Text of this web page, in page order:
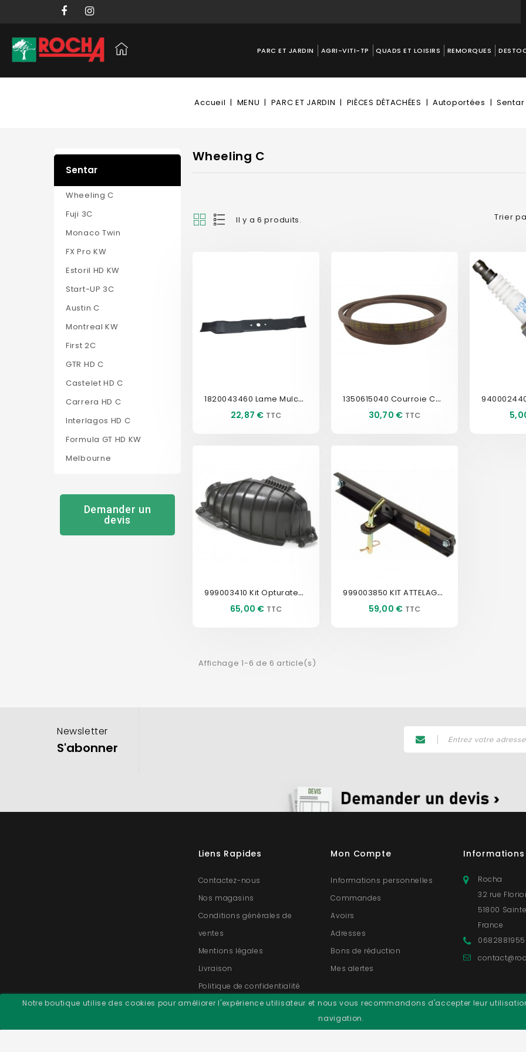
Notre boutique utilise des cookies pour améliorer l'expérience utilisateur et nous vous recommandons d'accepter leur
navigation.
PARC ET JARDIN AGRI-VITI-TP QUADS ET LOISIRS REMORQUES
Accueil MENU PARC ET JARDIN PIÈCES DÉTACHÉES Autoportées Sentar
Sentar
Wheeling C
Fuji 3C
Monaco Twin
FX Pro KW
Estoril HD KW
Start-UP 3C
Austin C
Montreal KW
First 2C
GTR HD C
Castelet HD C
Carrera HD C
Interlagos HD C
Formula GT HD KW
Melbourne
Demander un
devis
Wheeling C
Il y a 6 produits. Trier
1820043460 Lame Mulching 49cm
Prix
22,87 €
1350615040 Courroie Coupe...
Prix
30,70 € Prix
999003410 Kit Opturateur...
Prix
65,00 €
999003850 KIT ATTELAGE...
Prix
59,00 €
Affichage 1-6 de 6 article(s)
Newsletter
S'abonner
Liens Rapides
Contactez-nous
Nos magasins
Conditions générales de
ventes
Mentions légales
Livraison
Politique de confidentialité
Mon Compte
Informations personnelles
Commandes
Avoirs
Adresses
Bons de réduction
Mes alertes
Informations
Rocha
32 rue
51800
France
0682881955